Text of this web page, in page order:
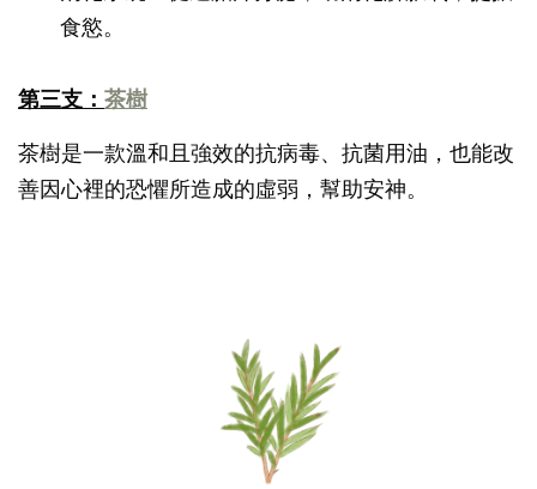
食慾。
第三支： 茶樹
茶樹是一款溫和且強效的抗病毒、抗菌用油，也能改
善因心裡的恐懼所造成的虛弱，幫助安神。